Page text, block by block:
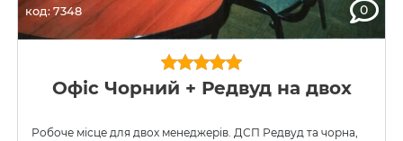
код: 7348 0
Офіс Чорний + Редвуд на двох
Робоче місце для двох менеджерів. ДСП Редвуд та чорна,